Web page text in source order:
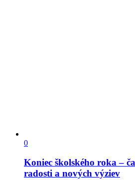
0
Koniec školského roka –
radosti a nových výziev